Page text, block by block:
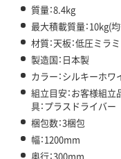
質量：8.4kg
最大積載質量：10kg(
材質：天板：低圧ミラ
製造国：日本製
カラー：シルキーホワ
組立目安：お客様組立
具：プラスドライバー
梱包数：3梱包
幅：1200mm
奥行：300mm